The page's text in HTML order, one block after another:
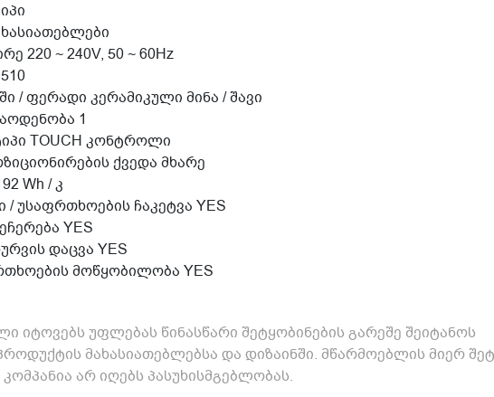
220 ~ 240V, 50 ~ 60Hz
/ ფერადი კერამიკული მინა / შავი
1
TOUCH კონტროლი
ქვედა მხარე
Wh / კ
/ უსაფრთხოების ჩაკეტვა YES
YES
დაცვა YES
მოწყობილობა YES
იტოვებს უფლებას წინასწარი შეტყობინების გარეშე შეიტანოს
მახასიათებლებსა და დიზაინში. მწარმოებლის მიერ
არ იღებს პასუხისმგებლობას.